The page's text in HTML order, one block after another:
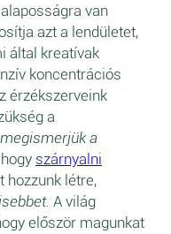
van
azt a lendületet,
által kreatívak
koncentrációs
érzékszerveink
a
a
szárnyalni
hozzunk létre,
A világ
először magunkat